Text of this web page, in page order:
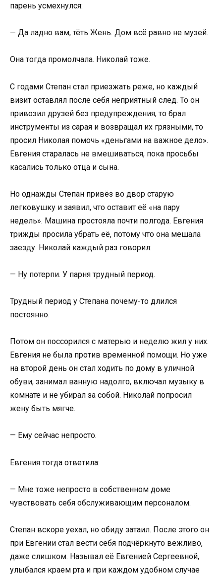
парень усмехнулся:
— Да ладно вам, тёть Жень. Дом всё равно не музей.
Она тогда промолчала. Николай тоже.
С годами Степан стал приезжать реже, но каждый
визит оставлял после себя неприятный след. То он
привозил друзей без предупреждения, то брал
инструменты из сарая и возвращал их грязными, то
просил Николая помочь «деньгами на важное дело».
Евгения старалась не вмешиваться, пока просьбы
касались только отца и сына.
Но однажды Степан привёз во двор старую
легковушку и заявил, что оставит её «на пару
недель». Машина простояла почти полгода. Евгения
трижды просила убрать её, потому что она мешала
заезду. Николай каждый раз говорил:
— Ну потерпи. У парня трудный период.
Трудный период у Степана почему-то длился
постоянно.
Потом он поссорился с матерью и неделю жил у них.
Евгения не была против временной помощи. Но уже
на второй день он стал ходить по дому в уличной
обуви, занимал ванную надолго, включал музыку в
комнате и не убирал за собой. Николай попросил
жену быть мягче.
— Ему сейчас непросто.
Евгения тогда ответила:
— Мне тоже непросто в собственном доме
чувствовать себя обслуживающим персоналом.
Степан вскоре уехал, но обиду затаил. После этого он
при Евгении стал вести себя подчёркнуто вежливо,
даже слишком. Называл её Евгенией Сергеевной,
улыбался краем рта и при каждом удобном случае